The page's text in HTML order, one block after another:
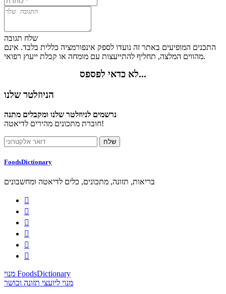
שלח תגובה
התכנים המופיעים באתר זה נועדו לספק אינפורמציה כללית בלבד. אינם
מהווים המלצה, תחליף להתייעצות עם מומחה או קבלת ייעוץ רפואי.
לא כדאי לפספס...
הניוזלטר שלנו
נרשמים לניוזלטר שלנו ומקבלים מתנה
חוברת מתכונים מהירים לדיאטה!
FoodsDictionary
בריאות, תזונה, מתכונים, כלים לדיאטה ומחשבונים






מנוי FoodsDictionary
מנוי ליועצי תזונה וכושר